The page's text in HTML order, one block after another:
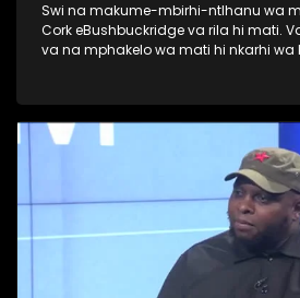
Swi na makume-mbirhi-ntlhanu wa
Cork eBushbuckridge va rila hi mati.
va na mphakelo wa mati hi nkarhi wa